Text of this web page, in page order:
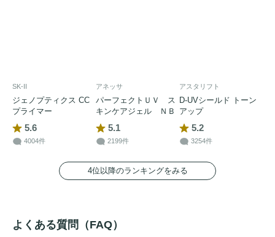
SK-II
ジェノプティクス CC
プライマー
5.6
4004件
アネッサ
パーフェクトＵＶ ス
キンケアジェル ＮＢ
5.1
2199件
アスタリフト
D-UVシールド トーン
アップ
5.2
3254件
4位以降のランキングをみる
よくある質問（FAQ）